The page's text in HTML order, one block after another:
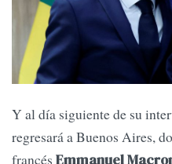
Y al día siguiente de su
regresará a Buenos Aires,
francés Emmanuel